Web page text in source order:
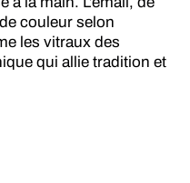
couleur selon
les vitraux des
qui allie tradition et